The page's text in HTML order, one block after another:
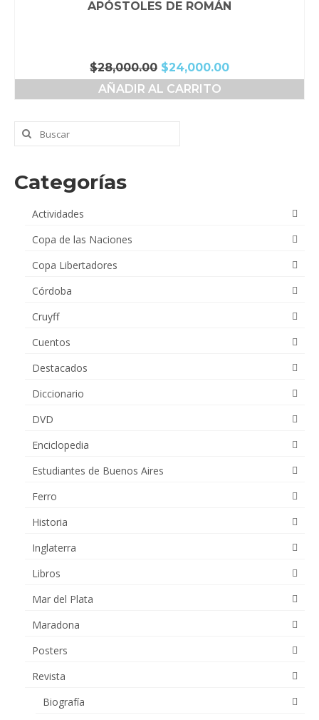
APÓSTOLES DE ROMÁN
$28,000.00 El
precio
original
$28,000.00.
$24,000.00El
precio
AÑADIR AL CARRITO
Buscar
por:
Categorías
Actividades
Copa de las Naciones
Copa Libertadores
Córdoba
Cruyff
Cuentos
Destacados
Diccionario
DVD
Enciclopedia
Estudiantes de Buenos Aires
Ferro
Historia
Inglaterra
Libros
Mar del Plata
Maradona
Posters
Revista
Biografía